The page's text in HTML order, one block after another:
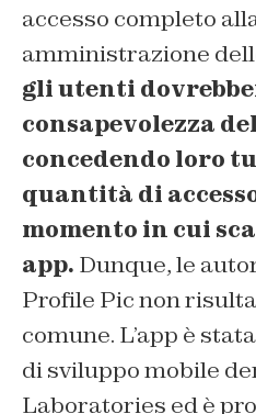
accesso completo
amministrazione
gli utenti
consapevolezza
concedendo loro
quantità di
momento in cui
app. Dunque, le
Profile Pic non
comune. L’app è
di sviluppo mobile
Laboratories ed è